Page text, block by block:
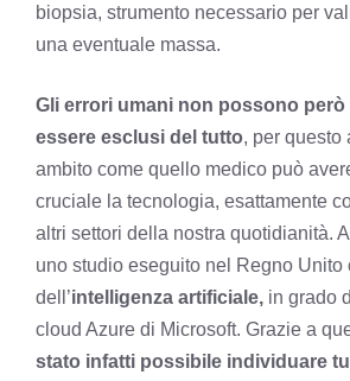
biopsia, strumento necessario per
una eventuale massa.
Gli errori umani non possono però
essere esclusi del tutto, per questo
ambito come quello medico può
cruciale la tecnologia, esattamente
altri settori della nostra quotidianità.
uno studio eseguito nel Regno Unito
dell’intelligenza artificiale, in grado
cloud Azure di Microsoft. Grazie a
stato infatti possibile individuare